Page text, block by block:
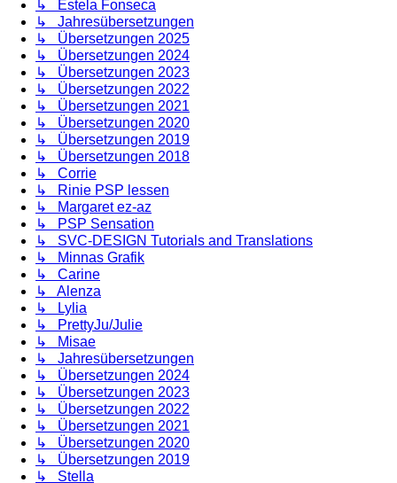
↳ Estela Fonseca
↳ Jahresübersetzungen
↳ Übersetzungen 2025
↳ Übersetzungen 2024
↳ Übersetzungen 2023
↳ Übersetzungen 2022
↳ Übersetzungen 2021
↳ Übersetzungen 2020
↳ Übersetzungen 2019
↳ Übersetzungen 2018
↳ Corrie
↳ Rinie PSP lessen
↳ Margaret ez-az
↳ PSP Sensation
↳ SVC-DESIGN Tutorials and Translations
↳ Minnas Grafik
↳ Carine
↳ Alenza
↳ Lylia
↳ PrettyJu/Julie
↳ Misae
↳ Jahresübersetzungen
↳ Übersetzungen 2024
↳ Übersetzungen 2023
↳ Übersetzungen 2022
↳ Übersetzungen 2021
↳ Übersetzungen 2020
↳ Übersetzungen 2019
↳ Stella